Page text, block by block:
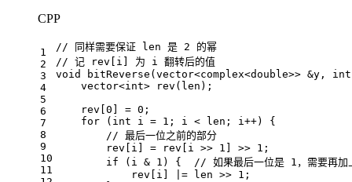
CPP
1
2
3
4
5
6
7
8
9
10
11
// 同样需要保证 len 是 2 的幂
// 记 rev[i] 为 i 翻转后的值
void
bitReverse (vector<complex<double>> &y, int
vector<int> rev (len) ;
    rev[
0 ] = 0 ;
for ( int i = 1 ; i < len; i++) {
// 最后一位之前的部分
        rev[i] = rev[i >>
1 ] >> 1 ;
if (i & 1 ) { // 如果最后一位是 1，需要再
            rev[i] |= len >>
1 ;